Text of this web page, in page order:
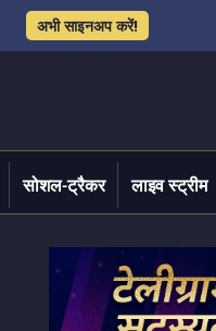
अभी साइनअप करें!
सोशल-ट्रैकर लाइव स्ट्रीम